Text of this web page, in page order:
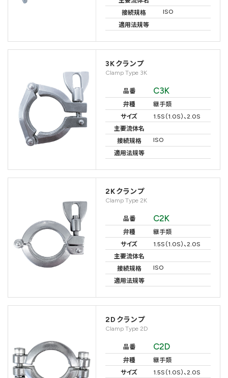
接続規格
ISO
適用法規等
3Kクランプ
Clamp Type 3K
品番 C3K
弁種
継手類
サイズ
1.5S（1.0S）、2.0S
主要流体名
接続規格
ISO
適用法規等
2Kクランプ
Clamp Type 2K
品番 C2K
弁種
継手類
サイズ
1.5S（1.0S）、2.0S
主要流体名
接続規格
ISO
適用法規等
2Dクランプ
Clamp Type 2D
品番 C2D
弁種
継手類
サイズ
1.5S（1.0S）、2.0S